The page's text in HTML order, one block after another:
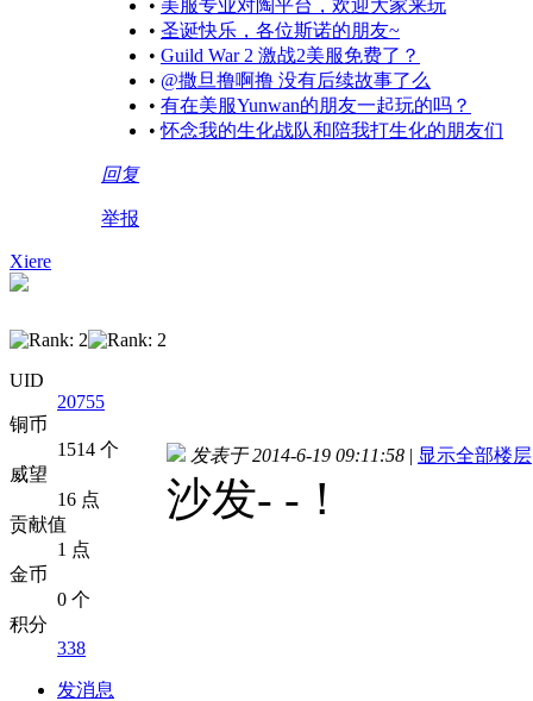
• 美服专业对陶平台，欢迎大家来玩
• 圣诞快乐，各位斯诺的朋友~
• Guild War 2 激战2美服免费了？
• @撒旦撸啊撸 没有后续故事了么
• 有在美服Yunwan的朋友一起玩的吗？
•怀念我的生化战队和陪我打生化的朋友们
回复
举报
Xiere
UID
20755
铜币
1514 个
威望
16 点
贡献值
1 点
金币
0 个
积分
338
发消息
发表于 2014-6-19 09:11:58 | 显示全部楼层
沙发- -！